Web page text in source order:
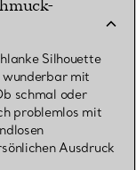
Silhouette
wunderbar mit
schmal oder
problemlos mit
Ausdruck